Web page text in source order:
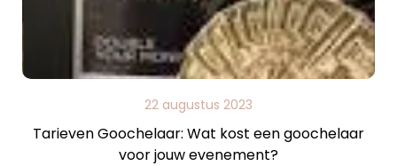
22 augustus 2023
Tarieven Goochelaar: Wat kost een goochelaar
voor jouw evenement?